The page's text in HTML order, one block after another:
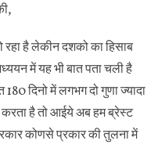
है लेकीन दशको का हिसाब
में यह भी बात पता चली है
दिनो में लगभग दो गुणा ज्यादा
है तो आईये अब हम ब्रेस्ट
कोणसे प्रकार की तुलना में